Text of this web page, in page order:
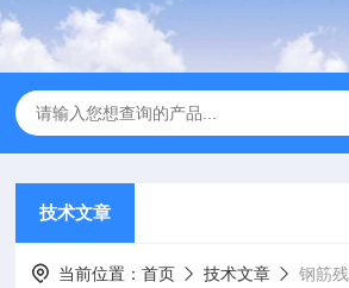
技术文章
当前位置：首页 技术文章 钢筋残余变